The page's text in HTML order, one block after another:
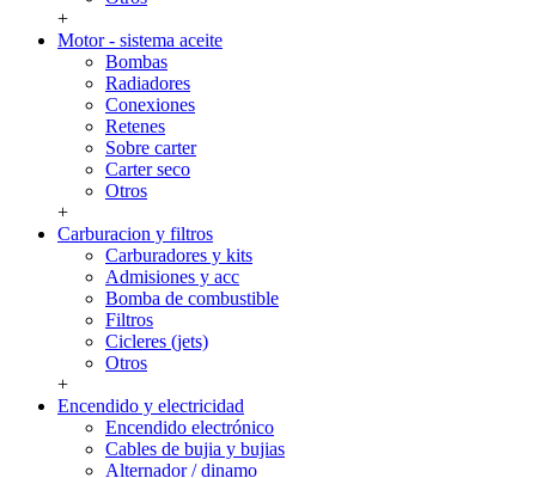
+
Motor - sistema aceite
Bombas
Radiadores
Conexiones
Retenes
Sobre carter
Carter seco
Otros
+
Carburacion y filtros
Carburadores y kits
Admisiones y acc
Bomba de combustible
Filtros
Cicleres (jets)
Otros
+
Encendido y electricidad
Encendido electrónico
Cables de bujia y bujias
Alternador / dinamo